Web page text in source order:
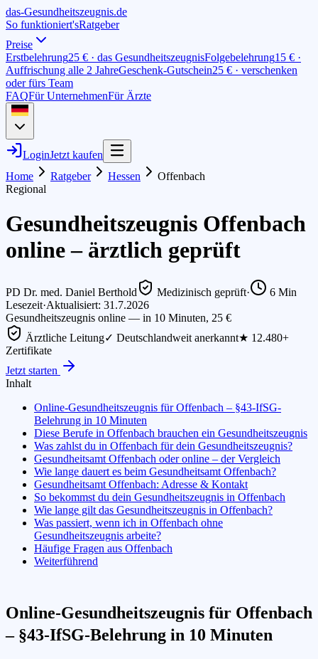
das-Gesundheitszeugnis.de
So funktioniert'sRatgeber
Preise
Erstbelehrung25 € · das GesundheitszeugnisFolgebelehrung15 € ·
Auffrischung alle 2 JahreGeschenk-Gutschein25 € · verschenken
oder fürs Team
FAQFür UnternehmenFür Ärzte
LoginJetzt kaufen
Home
Ratgeber Hessen
Offenbach
Regional
Gesundheitszeugnis Offenbach
online – ärztlich geprüft
PD Dr. med. Daniel Berthold Medizinisch geprüft· 6 Min
Lesezeit·Aktualisiert: 31.7.2026
Gesundheitszeugnis online — in 10 Minuten, 25 €
Ärztliche Leitung✓ Deutschlandweit anerkannt★ 12.480+
Zertifikate
Jetzt starten
Inhalt
Online-Gesundheitszeugnis für Offenbach – §43-IfSG-
Belehrung in 10 Minuten
Diese Berufe in Offenbach brauchen ein Gesundheitszeugnis
Was zahlst du in Offenbach für dein Gesundheitszeugnis?
Gesundheitsamt Offenbach oder online – der Vergleich
Wie lange dauert es beim Gesundheitsamt Offenbach?
Gesundheitsamt Offenbach: Adresse & Kontakt
So bekommst du dein Gesundheitszeugnis in Offenbach
Wie lange gilt das Gesundheitszeugnis in Offenbach?
Was passiert, wenn ich in Offenbach ohne
Gesundheitszeugnis arbeite?
Häufige Fragen aus Offenbach
Weiterführend
Online-Gesundheitszeugnis für Offenbach
– §43-IfSG-Belehrung in 10 Minuten